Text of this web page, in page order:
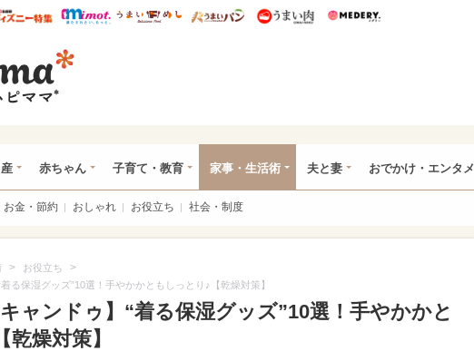
ピママ* ウレぴあ総研 ディズニー特集
mimot. うまいめし うまいパン うまい肉
赤ちゃん 子育て・教育 家事・生活術 夫と妻 おでかけ・エンタメ
お金・節約 おしゃれ お役立ち 社会・制度
> お役立ち >
る保湿グッズ”10選！手やかかともしっとり♪【乾燥対策】
キャンドゥ】“着る保湿グッズ”10選！手やかかと
燥対策】